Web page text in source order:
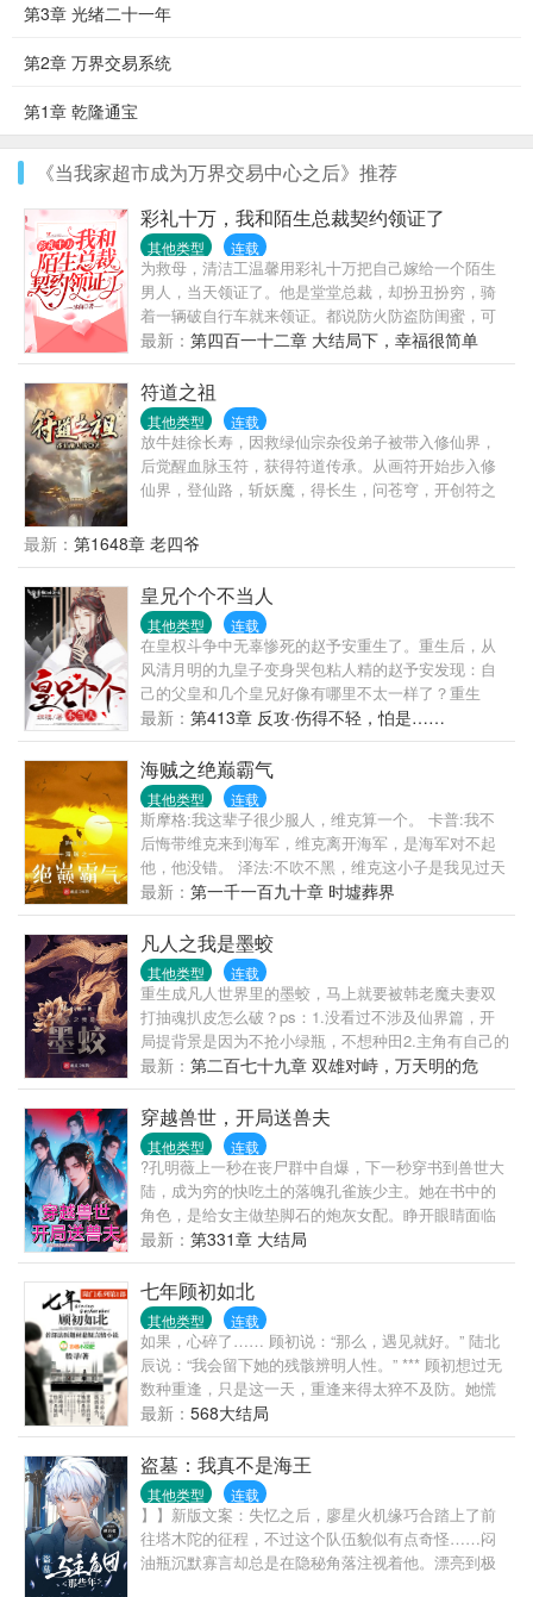
第3章 光绪二十一年
第2章 万界交易系统
第1章 乾隆通宝
《当我家超市成为万界交易中心之后》推荐
彩礼十万，我和陌生总裁契约领证了
其他类型 连载
为救母，清洁工温馨用彩礼十万把自己嫁给一个陌生
男人，当天领证了。他是堂堂总裁，却扮丑扮穷，骑
着一辆破自行车就来领证。都说防火防盗防闺蜜，可
她天天就防他。“喂！女人，吃了臭豆腐必须刷
牙！”“喂！女人，马桶用了要消毒呀！”有人说，总裁
大人一表人才，不近女色，是南城所有女人的梦中情
人。而她说，他粗狂丑陋，又穷又闷骚直到真相大
白……天，温馨，你家老公的胡子飞了！天，温馨，
你家老公脸上的刀疤移位了！天，温馨你家老公开的
竟然是迈巴赫！天，你家老公不是助理，他才是总
裁！温馨看着人群中簇拥的俊美男人，攥紧拳头……
最新： 第四百一十二章 大结局下，幸福很简单
符道之祖
其他类型 连载
放牛娃徐长寿，因救绿仙宗杂役弟子被带入修仙界，
后觉醒血脉玉符，获得符道传承。从画符开始步入修
仙界，登仙路，斩妖魔，得长生，问苍穹，开创符之
最新： 第1648章 老四爷
皇兄个个不当人
其他类型 连载
在皇权斗争中无辜惨死的赵予安重生了。重生后，从
风清月明的九皇子变身哭包粘人精的赵予安发现：自
己的父皇和几个皇兄好像有哪里不太一样了？重生
前，大昭帝：“九皇子？朕记得，不过就是个宫女生的
孩子罢了！”重生后，大昭帝：“朕的皇子，你且动一下
试试！...
最新： 第413章 反攻·伤得不轻，怕是……
海贼之绝巅霸气
其他类型 连载
斯摩格:我这辈子很少服人，维克算一个。 卡普:我不
后悔带维克来到海军，维克离开海军，是海军对不起
他，他没错。 泽法:不吹不黑，维克这小子是我见过天
赋最好的年轻人了，可惜了 米霍克:我不知道维克是怎
么修行的，年纪比我还小，剑道修为不弱于我，还有
那么强的恶魔果实能力，我不如他。 凯多:唯有霸气才
能凌驾于一切，是维克教给我的至理。 红发:维克的霸
王色已经青出于蓝了。 草帽:维克，我从拉夫德鲁回来
了，我知道了真相…… 维克:战争要开始了……
最新： 第一千一百九十章 时墟葬界
凡人之我是墨蛟
其他类型 连载
重生成凡人世界里的墨蛟，马上就要被韩老魔夫妻双
打抽魂扒皮怎么破？ps：1.没看过不涉及仙界篇，开
局提背景是因为不抢小绿瓶，不想种田2.主角有自己的
路线，非常规化龙3.主角是妖修，不站立场。只有利益
敌友之分，前期偏人性，中后期尊崇本心，会杀人但
不滥杀，全凭需求。4.有道侣非太监，不是后宫。
最新： 第二百七十九章 双雄对峙，万天明的危
机！
穿越兽世，开局送兽夫
其他类型 连载
?孔明薇上一秒在丧尸群中自爆，下一秒穿书到兽世大
陆，成为穷的快吃土的落魄孔雀族少主。她在书中的
角色，是给女主做垫脚石的炮灰女配。睁开眼睛面临
着举族尽灭的天崩开局。孔明薇双眼一闭想回去，想
多了，回不去了！她面临着穿越即死亡的剧情，只好
走一步看一步，主打一个“剧情让我死，我偏要花式苟
活”，谁也别想按剧本带我走！苟着苟着，孔明薇发现
情况有些不太对劲！为什么她身边优秀的雄性越来越
多，还越来越粘人？！
最新： 第331章 大结局
七年顾初如北
其他类型 连载
如果，心碎了…… 顾初说：“那么，遇见就好。” 陆北
辰说：“我会留下她的残骸辨明人性。” *** 顾初想过无
数种重逢，只是这一天，重逢来得太猝不及防。她慌
乱失措，他却持稳平静。 她喃喃：“北深。” 他：“我是
陆北辰。” 陆北辰，身份尊贵又令人敬畏，他是国际炙
手可热的人类学法医，是令罪犯无所遁形的高智商博
士，是蛛丝马迹都逃不过他那双毒眼的权威“尸译者”，
是被高检机构誉为最难邀请的高冷男神级专家教授，
是赫赫有名“北辰基金”的持有人。 他有着跟北深一样
的脸，却，不是她的北深。 *** 有人说陆北辰太理智，
血都是冷的； 有人说陆北辰太危险，因为真理只掌握
最新： 568大结局
盗墓：我真不是海王
其他类型 连载
】】新版文案：失忆之后，廖星火机缘巧合踏上了前
往塔木陀的征程，不过这个队伍貌似有点奇怪……闷
油瓶沉默寡言却总是在隐秘角落注视着他。漂亮到极